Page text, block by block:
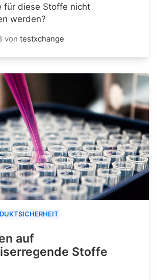
für diese Stoffe nicht
werden?
von testxchange
auf
Stoffe